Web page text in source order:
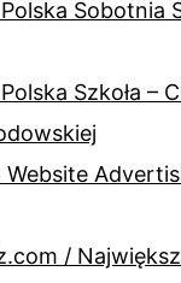
Sobotnia
Szkoła –
/